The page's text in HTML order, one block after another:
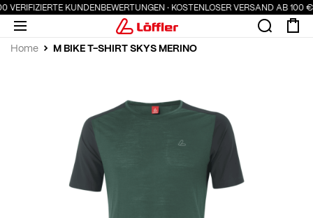
KUNDENBEWERTUNGEN · KOSTENLOSER VERSAND AB 100 €
Home M BIKE T-SHIRT SKYS MERINO